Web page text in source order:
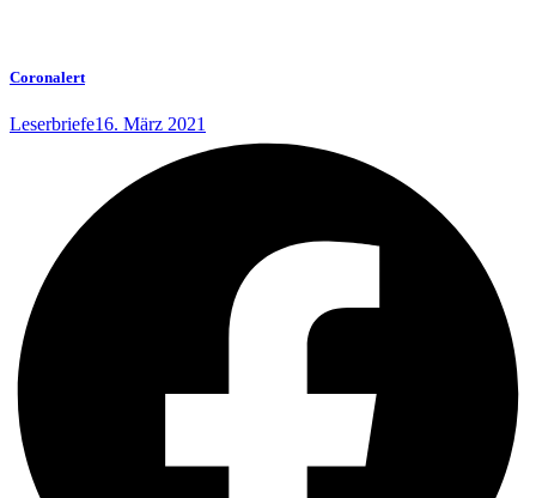
Coronalert
Leserbriefe16. März 2021